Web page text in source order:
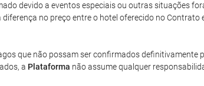
devido a eventos especiais ou outras situações
no preço entre o hotel oferecido no Contrato
que não possam ser confirmados definitivamente
a Plataforma não assume qualquer